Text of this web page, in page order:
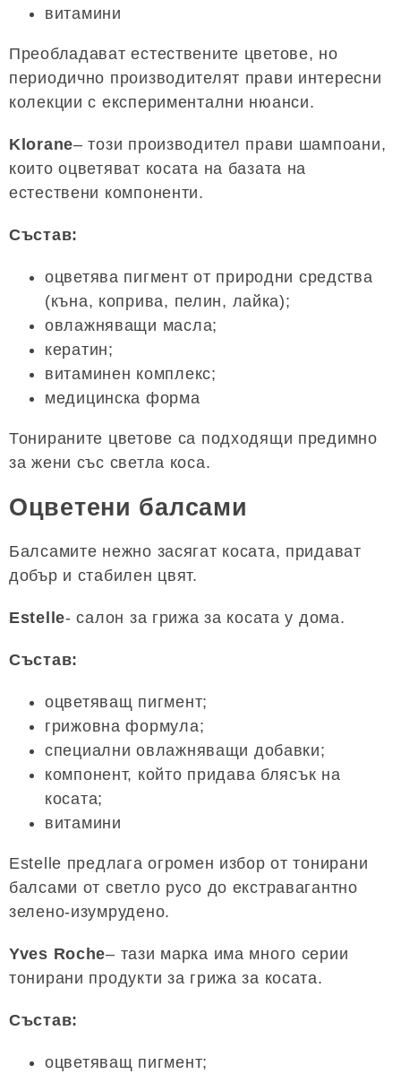
витамини
Преобладават естествените цветове, но
периодично производителят прави интересни
колекции с експериментални нюанси.
Klorane– този производител прави шампоани,
които оцветяват косата на базата на
естествени компоненти.
Състав:
оцветява пигмент от природни средства
(къна, коприва, пелин, лайка);
овлажняващи масла;
кератин;
витаминен комплекс;
медицинска форма
Тонираните цветове са подходящи предимно
за жени със светла коса.
Оцветени балсами
Балсамите нежно засягат косата, придават
добър и стабилен цвят.
Estelle- салон за грижа за косата у дома.
Състав:
оцветяващ пигмент;
грижовна формула;
специални овлажняващи добавки;
компонент, който придава блясък на
косата;
витамини
Estelle предлага огромен избор от тонирани
балсами от светло русо до екстравагантно
зелено-изумрудено.
Yves Roche– тази марка има много серии
тонирани продукти за грижа за косата.
Състав:
оцветяващ пигмент;